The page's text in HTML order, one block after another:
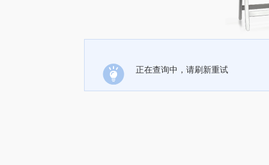
正在查询中，请刷新重试